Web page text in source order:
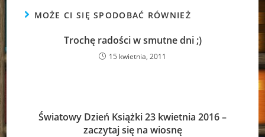
MOŻE CI SIĘ SPODOBAĆ RÓWNIEŻ
Trochę radości w smutne dni ;)
15 kwietnia, 2011
Światowy Dzień Książki 23 kwietnia 2016 –
zaczytaj się na wiosnę